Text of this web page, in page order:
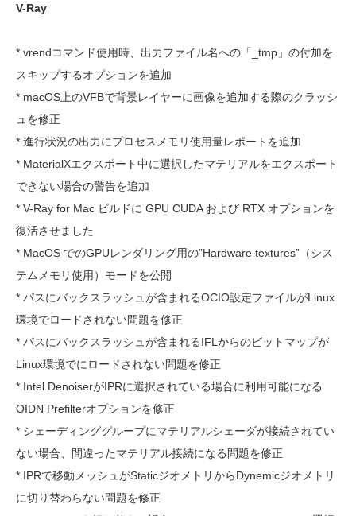
V-Ray
* vrendコマンド使用時、出力ファイル名への「_tmp」の付加を
スキップするオプションを追加
* macOS上のVFBで背景レイヤーに画像を追加する際のクラッシ
ュを修正
* 進行状況の出力にプロセスメモリ使用量レポートを追加
* MaterialXエクスポート中に選択したマテリアルをエクスポート
できない場合の警告を追加
* V-Ray for Mac ビルドに GPU CUDA および RTX オプションを
復活させました
* MacOS でのGPUレンダリング用の”Hardware textures”（シス
テムメモリ使用）モードを公開
* パスにバックスラッシュが含まれるOCIO設定ファイルがLinux
環境でロードされない問題を修正
* パスにバックスラッシュが含まれるIFLからのビットマップが
Linux環境でにロードされない問題を修正
* Intel DenoiserがIPRに選択されている場合に利用可能になる
OIDN Prefilterオプションを修正
* シェーディンググループにマテリアルシェーダが接続されてい
ない場合、間違ったマテリアル接続になる問題を修正
* IPRで移動メッシュがStaticジオメトリからDynemicジオメトリ
に切り替わらない問題を修正